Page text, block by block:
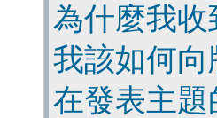
為什麼我
我該如何
在發表主